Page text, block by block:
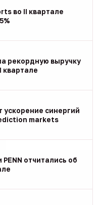
во II квартале
рекордную выручку
квартале
ускорение синергий
markets
отчитались об